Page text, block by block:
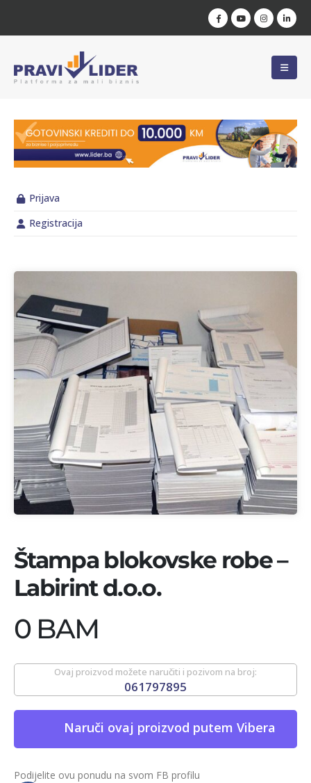
Prijava
Registracija
Štampa blokovske robe –
Labirint d.o.o.
0 BAM
Ovaj proizvod možete naručiti i pozivom na broj:
061797895
Naruči ovaj proizvod putem Vibera
Podijelite ovu ponudu na svom FB profilu